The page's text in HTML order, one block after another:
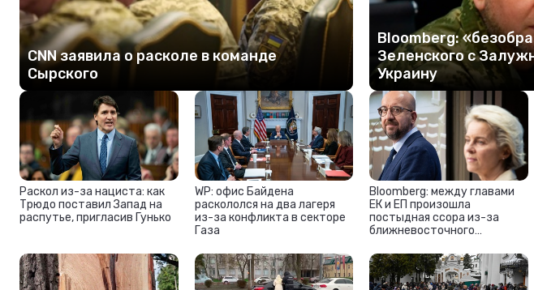
СNN заявила о расколе в команде
Сырского
Bloomberg:
Зеленского с
Украину
Раскол из-за нациста: как
Трюдо поставил Запад на
распутье, пригласив Гунько
WP: офис Байдена
раскололся на два лагеря
из-за конфликта в секторе
Газа
Bloomberg: между главами
ЕК и ЕП произошла
постыдная ссора из-за
ближневосточного